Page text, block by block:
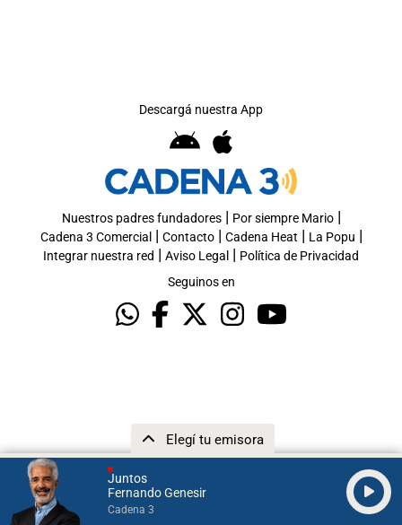
Juntos
Fernando Genesir
Cadena 3
Elegí tu emisora
Descargá nuestra App
Nuestros padres fundadores| Por siempre Mario|
Cadena 3 Comercial | Contacto| Cadena Heat | La Popu |
Integrar nuestra red | Aviso Legal | Política de Privacidad
Seguinos en